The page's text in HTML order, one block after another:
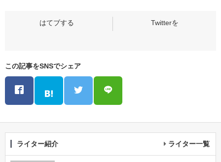
この記事をSNSでシェア
ライター紹介 ライター一覧